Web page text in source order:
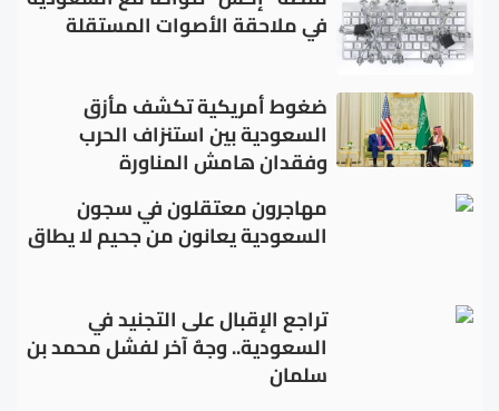
في ملاحقة الأصوات المستقلة
ضغوط أمريكية تكشف مأزق
السعودية بين استنزاف الحرب
وفقدان هامش المناورة
مهاجرون معتقلون في سجون
السعودية يعانون من جحيم لا يطاق
تراجع الإقبال على التجنيد في
السعودية.. وجهٌ آخر لفشل محمد بن
سلمان